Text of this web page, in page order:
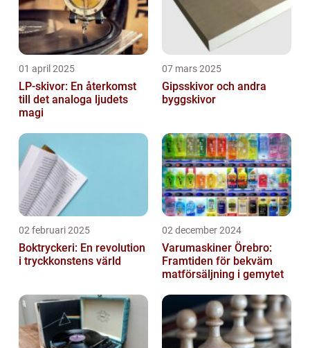
01 april 2025
LP-skivor: En återkomst
till det analoga ljudets
magi
07 mars 2025
Gipsskivor och andra
byggskivor
02 februari 2025
Boktryckeri: En revolution
i tryckkonstens värld
02 december 2024
Varumaskiner Örebro:
Framtiden för bekväm
matförsäljning i gemytet